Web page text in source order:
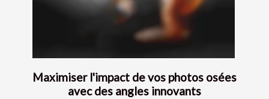
Maximiser l'impact de vos photos osées
avec des angles innovants